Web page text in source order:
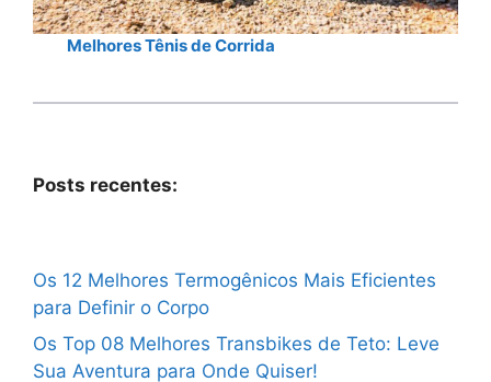
Melhores Tênis de Corrida
Posts recentes:
Os 12 Melhores Termogênicos Mais Eficientes
para Definir o Corpo
Os Top 08 Melhores Transbikes de Teto: Leve
Sua Aventura para Onde Quiser!